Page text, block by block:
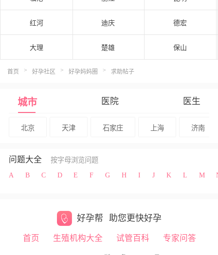
红河 迪庆 德宏
大理 楚雄 保山
首页 > 好孕社区 > 好孕妈妈圈 > 求助帖子
城市 医院 医生
北京 天津 石家庄 上海 济南
问题大全
按字母浏览问题
A
B C D E F G H I J K L M
好孕帮 助您更快好孕
首页 生殖机构大全 试管百科 专家问答